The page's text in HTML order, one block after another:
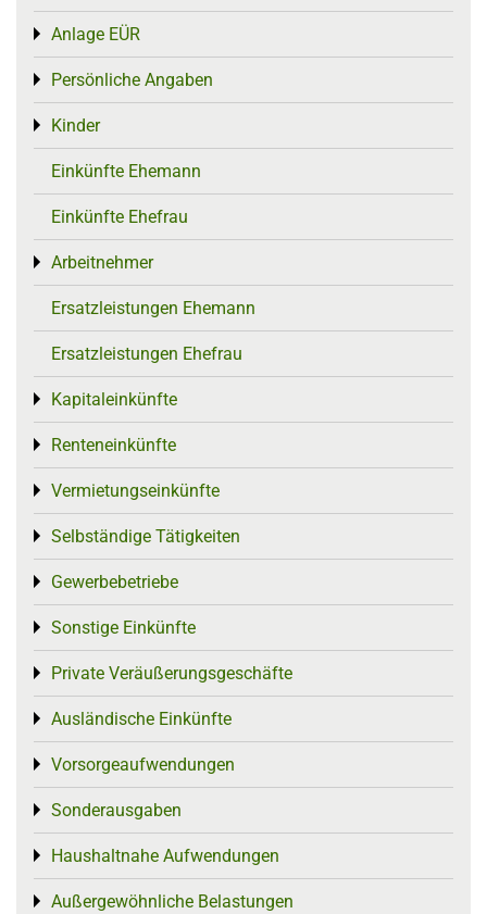
Anlage EÜR
Toggle menu
Persönliche Angaben
Toggle menu
Kinder
Toggle menu
Einkünfte Ehemann
Einkünfte Ehefrau
Arbeitnehmer
Toggle menu
Ersatzleistungen Ehemann
Ersatzleistungen Ehefrau
Kapitaleinkünfte
Toggle menu
Renteneinkünfte
Toggle menu
Vermietungseinkünfte
Toggle menu
Selbständige Tätigkeiten
Toggle menu
Gewerbebetriebe
Toggle menu
Sonstige Einkünfte
Toggle menu
Private Veräußerungsgeschäfte
Toggle menu
Ausländische Einkünfte
Toggle menu
Vorsorgeaufwendungen
Toggle menu
Sonderausgaben
Toggle menu
Haushaltnahe Aufwendungen
Toggle menu
Außergewöhnliche Belastungen
Toggle menu